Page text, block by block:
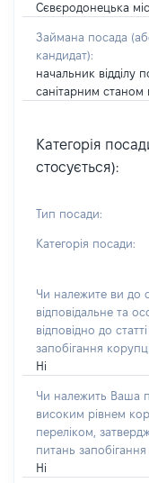
Сєвєродонецька
Займана посада
кандидат):
начальник відділу
санітарним станом
Категорія
стосується):
Тип посади:
Категорія посади:
Чи належите ви до
відповідальне та
відповідно до
запобігання
Ні
Чи належить Ваша
високим рівнем
переліком,
питань запобігання
Ні